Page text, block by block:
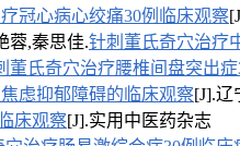
冠心病心绞痛30例临床观察
蓉,秦思佳.针刺董氏奇穴治疗
董氏奇穴治疗腰椎间盘突出症
虑抑郁障碍的临床观察[J].辽
床观察[J].实用中医药杂志